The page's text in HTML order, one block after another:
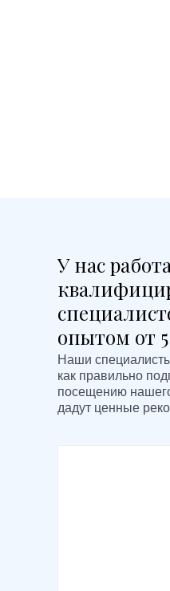
У нас
опытом от
Наши
как правильно
посещению
дадут ценные